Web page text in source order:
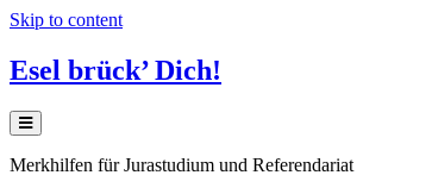
Skip to content
Esel brück’ Dich!
Merkhilfen für Jurastudium und Referendariat